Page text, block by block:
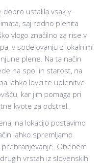
dobro ustalila vsak v
saj redno plenita
vlogo značilno za rise v
v sodelovanju z lokalnimi
plene. Na ta način
na spol in starost, na
lahko lovci te uplenitve
kar jim pomaga pri
kvote za odstrel.
na lokacijo postavimo
lahko spremljamo
Obenem
vrstah iz slovenskih